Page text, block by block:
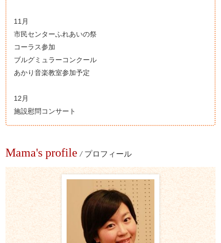
11月
市民センターふれあいの祭
コーラス参加
ブルグミュラーコンクール
あかり音楽教室参加予定
12月
施設慰問コンサート
Mama's profile / プロフィール